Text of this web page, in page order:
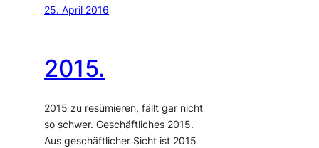
25. April 2016
2015.
2015 zu resümieren, fällt gar nicht
so schwer. Geschäftliches 2015.
Aus geschäftlicher Sicht ist 2015